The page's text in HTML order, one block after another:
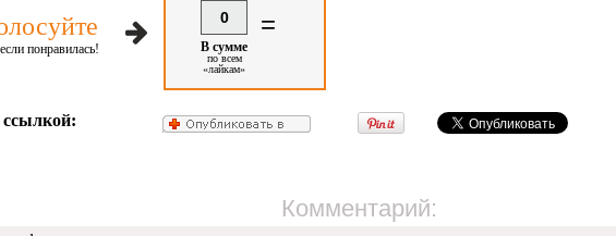
понравилась!
0
В сумме
по всем
«лайкам»
=
ссылкой:
Комментарий: